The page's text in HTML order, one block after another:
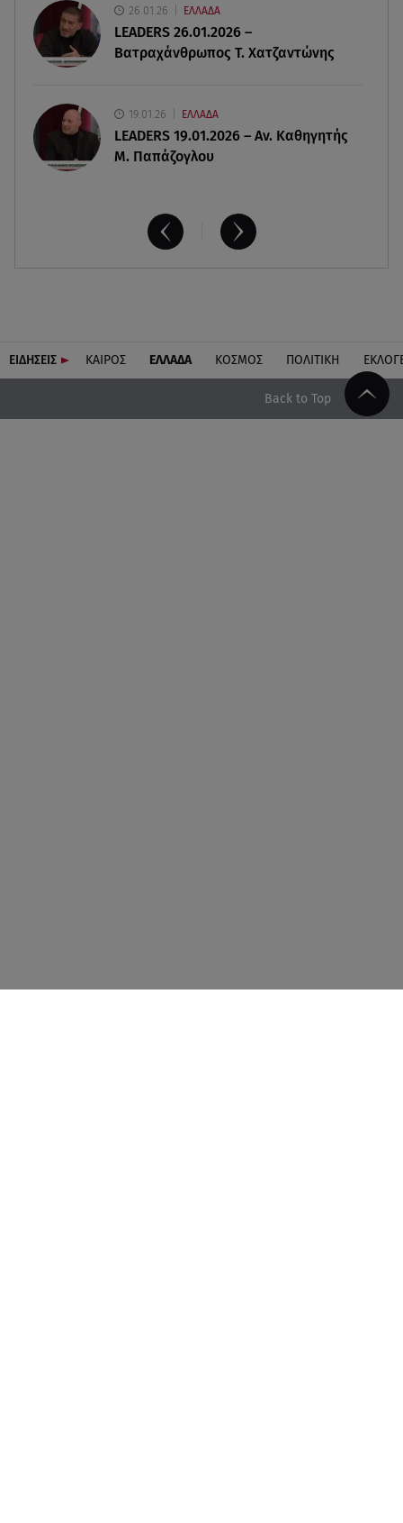
08.08.26 , 12:00
Μπορείς να τρως καθημερινά αβοκάντο, σκέψου
την καρδιά και το βάρος σου
26.01.26 ΕΛΛΑΔΑ
LEADERS 26.01.2026 –
Βατραχάνθρωπος Τ. Χατζαντώνης
19.01.26 ΕΛΛΑΔΑ
LEADERS 19.01.2026 – Αν. Καθηγητής
Μ. Παπάζογλου
ΕΙΔΗΣΕΙΣ ΚΑΙΡΟΣ ΕΛΛΑΔΑ ΚΟΣΜΟΣ ΠΟΛΙΤΙΚΗ
Back to Top